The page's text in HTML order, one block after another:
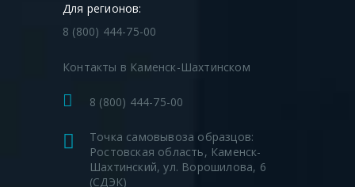
Для регионов:
8 (800) 444-75-00
Контакты в Каменск-Шахтинском
8 (800) 444-75-00
Точка самовывоза образцов:
Ростовская область, Каменск-
Шахтинский, ул. Ворошилова, 6
(СДЭК)